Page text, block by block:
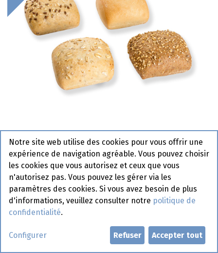
4649 Sandwino Mini
Assortiment Pastridor 80 x 35
gr
Article de commande
Notre site web utilise des cookies pour vous offrir une
expérience de navigation agréable. Vous pouvez choisir
les cookies que vous autorisez et ceux que vous
n'autorisez pas. Vous pouvez les gérer via les
paramètres des cookies. Si vous avez besoin de plus
d'informations, veuillez consulter notre politique de
confidentialité.
Configurer Refuser Accepter tout